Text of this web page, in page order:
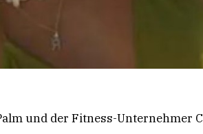
und der Fitness-Unternehmer